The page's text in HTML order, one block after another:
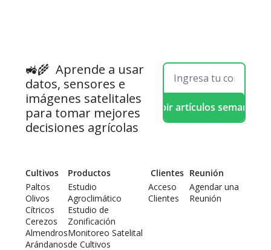
🚜🌾 Aprende a usar
datos, sensores e
imágenes satelitales
para tomar mejores
decisiones agrícolas
Recibir artículos semanales
Cultivos
Paltos
Olivos
Cítricos
Cerezos
Almendros
Arándanos
Productos
Estudio
Agroclimático
Estudio de
Zonificación
Monitoreo Satelital
de Cultivos
Clientes
Acceso
Clientes
Reunión
Agendar una
Reunión